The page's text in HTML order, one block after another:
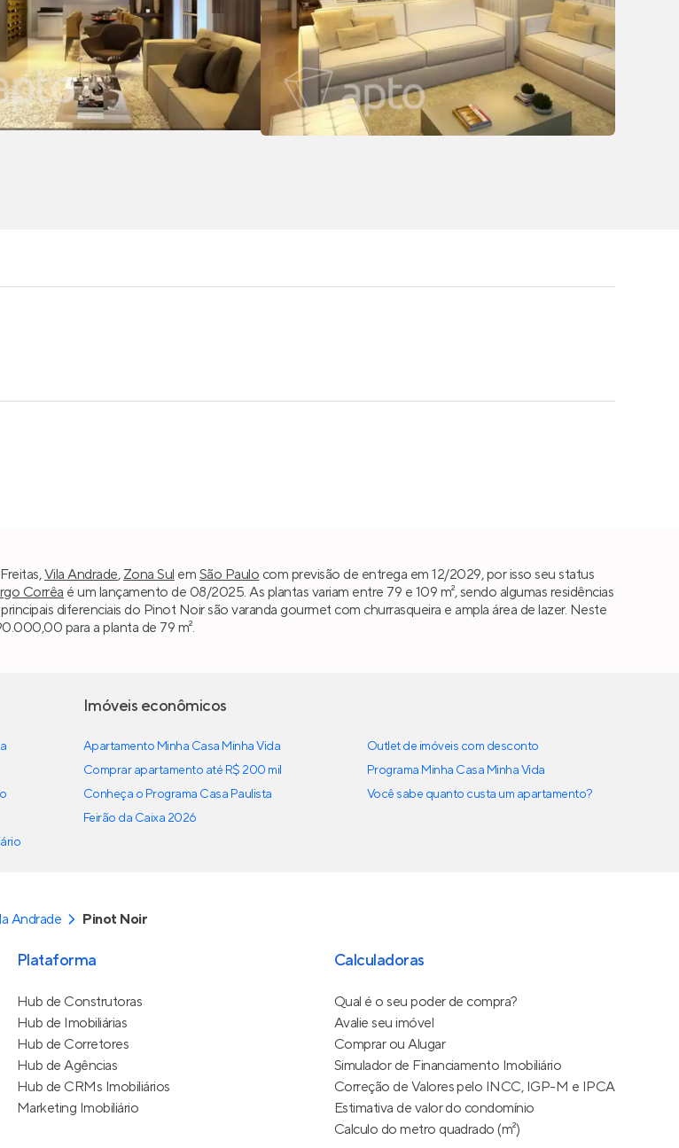
Vila Andrade, Zona Sul em São Paulo com previsão de entrega em 12/2029, por isso seu status
Corrêa é um lançamento de 08/2025. As plantas variam entre 79 e 109 m², sendo algumas residências
principais diferenciais do Pinot Noir são varanda gourmet com churrasqueira e ampla área de lazer. Neste
para a planta de 79 m².
Imóveis econômicos
Apartamento Minha Casa Minha Vida
Comprar apartamento até R$ 200 mil
Conheça o Programa Casa Paulista
Feirão da Caixa 2026
Outlet de imóveis com desconto
Programa Minha Casa Minha Vida
Você sabe quanto custa um apartamento?
Andrade Pinot Noir
Plataforma
Hub de Construtoras
Hub de Imobiliárias
Hub de Corretores
Hub de Agências
Hub de CRMs Imobiliários
Marketing Imobiliário
Calculadoras
Qual é o seu poder de compra?
Avalie seu imóvel
Comprar ou Alugar
Simulador de Financiamento Imobiliário
Correção de Valores pelo INCC, IGP-M e IPCA
Estimativa de valor do condomínio
Calculo do metro quadrado (m²)